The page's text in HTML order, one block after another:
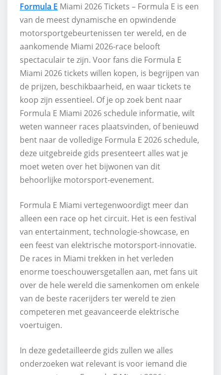
Formula E Miami 2026 Tickets – Formula E is een
van de meest dynamische en opwindende
motorsportgebeurtenissen ter wereld, en de
aankomende Miami 2026-race belooft
spectaculair te zijn. Voor fans die Formula E
Miami 2026 tickets willen kopen, is begrijpen van
de prijzen, beschikbaarheid, en waar tickets te
koop zijn essentieel. Of je op zoek bent naar
Formula E Miami 2026 schedule informatie, wilt
weten wanneer races plaatsvinden, of benieuwd
bent naar de volledige Formula E 2026 schedule,
deze uitgebreide gids presenteert alles wat je
moet weten over het bijwonen van dit
behoorlijke motorsport-evenement.
Formula E Miami vertegenwoordigt meer dan
alleen een race op het circuit. Het is een festival
van entertainment, technologie-showcase, en
een feest van elektrische motorsport-innovatie.
De races in Miami trekken in het verleden
enorme toeschouwersgetallen aan, met fans uit
over de hele wereld die samenkomen om enkele
van de beste racerijders ter wereld te zien
competeren met geavanceerde elektrische
voertuigen.
In deze gedetailleerde gids zullen we alles
onderzoeken wat relevant is voor iemand die